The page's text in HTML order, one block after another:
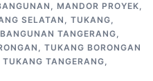
, MANDOR PROYEK,
SELATAN , TUKANG,
TANGERANG,
, TUKANG BORONGAN
TUKANG TANGERANG,